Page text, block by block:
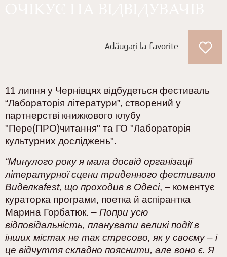
Adăugați la favorite
11 липня у Чернівцях відбудеться фестиваль
“Лабораторія літератури”, створений у
партнерстві книжкового клубу
"Пере(ПРО)читання" та ГО "Лабораторія
культурних досліджень".
“Минулого року я мала досвід організації
літературної сцени триденного фестивалю
Виделкаfest, що проходив в Одесі, – коментує
кураторка програми, поетка й аспірантка
Марина Горбатюк. – Попри усю
відповідальність, планувати великі події в
інших містах не так стресово, як у своєму – і
це відчуття складно пояснити, але воно є. Я